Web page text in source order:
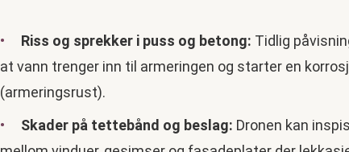
Riss og sprekker i puss og betong: Tidlig
at vann trenger inn til armeringen og starter en
(armeringsrust).
Skader på tettebånd og beslag: Dronen kan